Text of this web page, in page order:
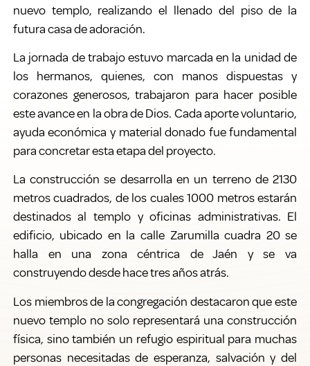
nuevo templo, realizando el llenado del piso de la
futura casa de adoración.
La jornada de trabajo estuvo marcada en la unidad de
los hermanos, quienes, con manos dispuestas y
corazones generosos, trabajaron para hacer posible
este avance en la obra de Dios. Cada aporte voluntario,
ayuda económica y material donado fue fundamental
para concretar esta etapa del proyecto.
La construcción se desarrolla en un terreno de 2130
metros cuadrados, de los cuales 1000 metros estarán
destinados al templo y oficinas administrativas. El
edificio, ubicado en la calle Zarumilla cuadra 20 se
halla en una zona céntrica de Jaén y se va
construyendo desde hace tres años atrás.
Los miembros de la congregación destacaron que este
nuevo templo no solo representará una construcción
física, sino también un refugio espiritual para muchas
personas necesitadas de esperanza, salvación y del